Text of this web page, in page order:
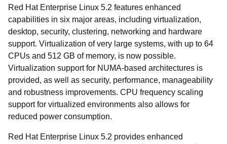
Red Hat Enterprise Linux 5.2 features enhanced
capabilities in six major areas, including virtualization,
desktop, security, clustering, networking and hardware
support. Virtualization of very large systems, with up to 64
CPUs and 512 GB of memory, is now possible.
Virtualization support for NUMA-based architectures is
provided, as well as security, performance, manageability
and robustness improvements. CPU frequency scaling
support for virtualized environments also allows for
reduced power consumption.
Red Hat Enterprise Linux 5.2 provides enhanced